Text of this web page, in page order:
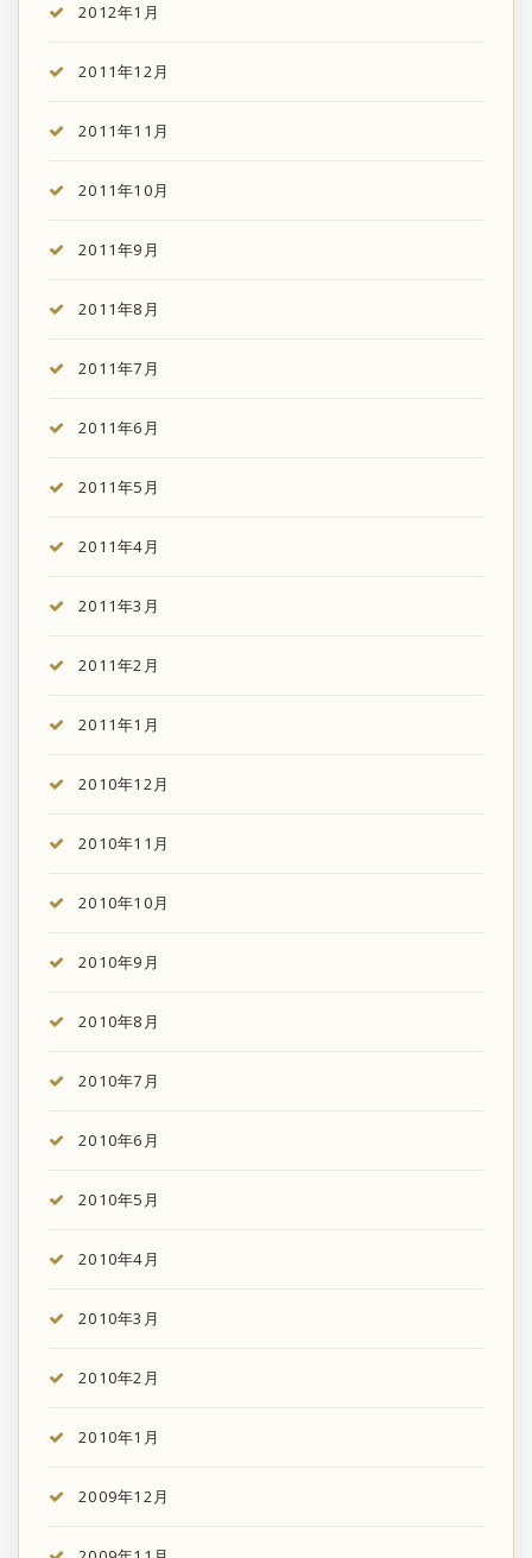
2012年1月
2011年12月
2011年11月
2011年10月
2011年9月
2011年8月
2011年7月
2011年6月
2011年5月
2011年4月
2011年3月
2011年2月
2011年1月
2010年12月
2010年11月
2010年10月
2010年9月
2010年8月
2010年7月
2010年6月
2010年5月
2010年4月
2010年3月
2010年2月
2010年1月
2009年12月